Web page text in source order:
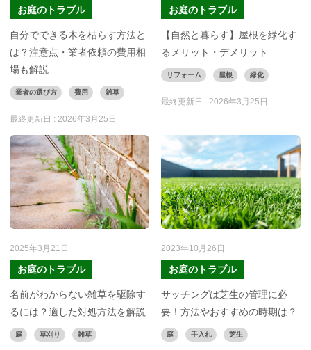
お庭のトラブル
自分でできる木を枯らす方法と
は？注意点・業者依頼の費用相
場も解説
業者の選び方 費用 雑草
最終更新日 : 2026年3月25日
お庭のトラブル
【自然と暮らす】屋根を緑化す
るメリット・デメリット
リフォーム 屋根 緑化
最終更新日 :2026年3月25日
2025年3月21日
お庭のトラブル
名前がわからない雑草を駆除す
るには？適した対処方法を解説
庭 草刈り 雑草
2023年10月26日
お庭のトラブル
サッチングは芝生の管理に必
要！方法やおすすめの時期は？
庭 手入れ 芝生